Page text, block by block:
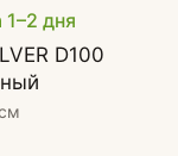
1–2 дня
D100